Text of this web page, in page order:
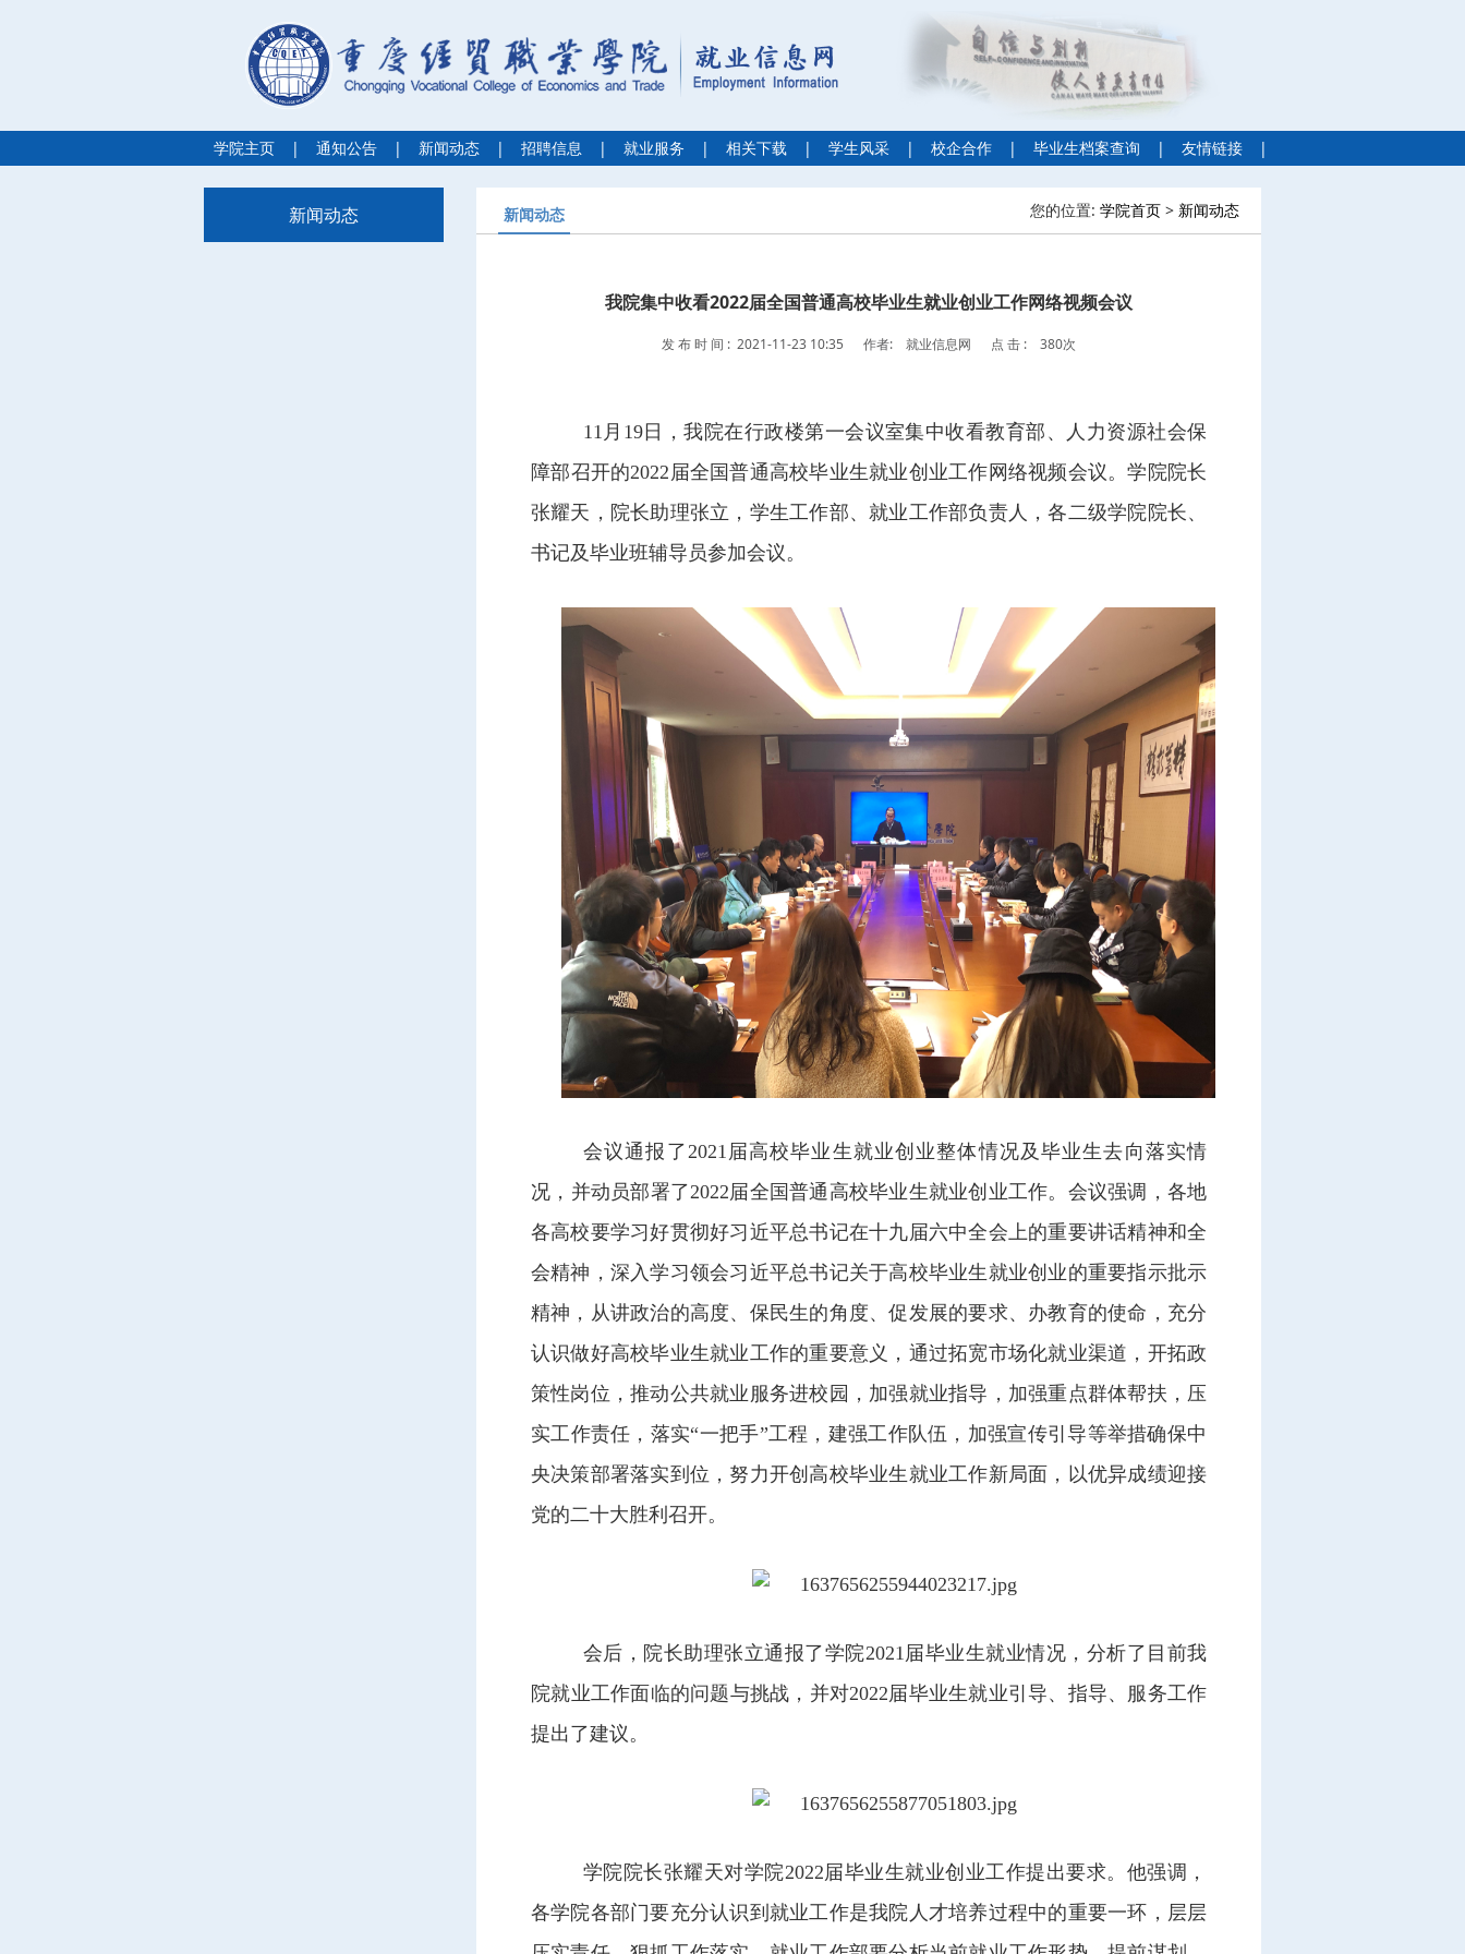
学院主页 | 通知公告 | 新闻动态 | 招聘信息 | 就业服务 | 相关下载 | 学生风采 | 校企合作 | 毕业生档案查询 | 友情链接 |
新闻动态 新闻动态 您的位置: 学院首页 > 新闻动态
我院集中收看2022届全国普通高校毕业生就业创业工作网络视频会议
发 布 时 间 : 2021-11-23 10:35 作者: 就业信息网 点 击 : 380次
11月19日，我院在行政楼第一会议室集中收看教育部、人力资源社会保
障部召开的2022届全国普通高校毕业生就业创业工作网络视频会议。学院院长
张耀天，院长助理张立，学生工作部、就业工作部负责人，各二级学院院长、
书记及毕业班辅导员参加会议。
会议通报了2021 届高校毕业生就业创业整体情况及毕业生去向落实情
况，并动员部署了2022届全国普通高校毕业生就业创业工作。会议强调，各地
各高校要学习好贯彻好习近平总书记在十九届六中全会上的重要讲话精神和全
会精神，深入学习领会习近平总书记关于高校毕业生就业创业的重要指示批示
精神，从讲政治的高度、保民生的角度、促发展的要求、办教育的使命，充分
认识做好高校毕业生就业工作的重要意义，通过拓宽市场化就业渠道，开拓政
策性岗位，推动公共就业服务进校园，加强就业指导，加强重点群体帮扶，压
实工作责任，落实“一把手”工程，建强工作队伍，加强宣传引导等举措确保中
央决策部署落实到位，努力开创高校毕业生就业工作新局面，以优异成绩迎接
党的二十大胜利召开。
会后，院长助理张立通报了学院2021届毕业生就业情况，分析了目前我
院就业工作面临的问题与挑战，并对2022届毕业生就业引导、指导、服务工作
提出了建议。
学院院长张耀天对学院2022届毕业生就业创业工作提出要求。他强调，
各学院各部门要充分认识到就业工作是我院人才培养过程中的重要一环，层层